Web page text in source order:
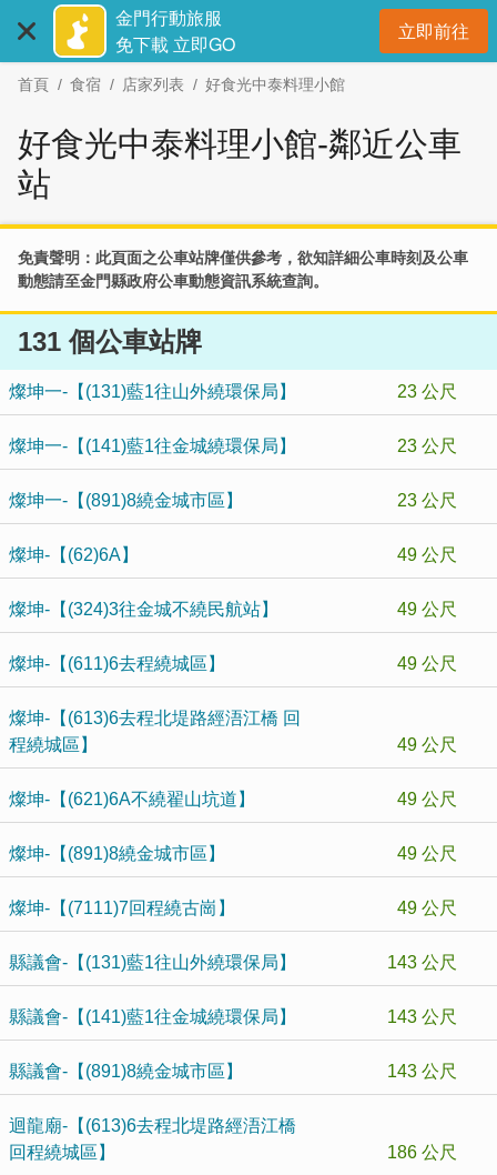
主
金門行動旅服
免下載 立即GO
立即前往開
首頁 食宿 店家列表 好食光中泰料理小館
好食光中泰料理小館-鄰近公車
站
免責聲明：此頁面之公車站牌僅供參考，欲知詳細公車時刻及公車
動態請至金門縣政府公車動態資訊系統查詢。
131 個公車站牌
燦坤一-【(131)藍1往山外繞環保局】 23 公尺
燦坤一-【(141)藍1往金城繞環保局】 23 公尺
燦坤一-【(891)8繞金城市區】 23 公尺
燦坤-【(62)6A】 49 公尺
燦坤-【(324)3往金城不繞民航站】 49 公尺
燦坤-【(611)6去程繞城區】 49 公尺
燦坤-【(613)6去程北堤路經浯江橋 回
程繞城區】
49 公尺
燦坤-【(621)6A不繞翟山坑道】 49 公尺
燦坤-【(891)8繞金城市區】 49 公尺
燦坤-【(7111)7回程繞古崗】 49 公尺
縣議會-【(131)藍1往山外繞環保局】 143 公尺
縣議會-【(141)藍1往金城繞環保局】 143 公尺
縣議會-【(891)8繞金城市區】 143 公尺
迴龍廟-【(613)6去程北堤路經浯江橋
回程繞城區】
186 公尺